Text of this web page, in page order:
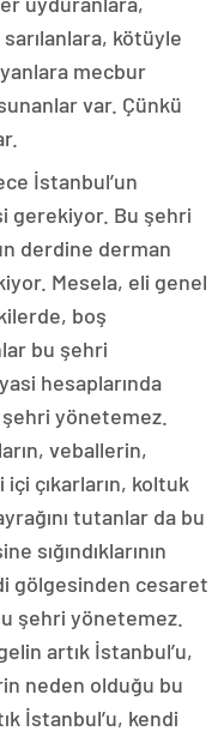
kötüyle
mecbur
var. Çünkü
İstanbul’un
gerekiyor. Bu şehri
derdine derman
Mesela, eli genel
boş
bu şehri
hesaplarında
yönetemez.
veballerin,
çıkarların, koltuk
tutanlar da bu
sığındıklarının
gölgesinden cesaret
şehri yönetemez.
artık İstanbul’u,
neden olduğu bu
İstanbul’u, kendi